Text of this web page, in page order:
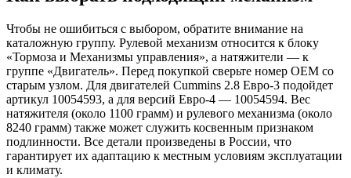
Чтобы не ошибиться с выбором, обратите внимание на
каталожную группу. Рулевой механизм относится к блоку
«Тормоза и Механизмы управления», а натяжители — к
группе «Двигатель». Перед покупкой сверьте номер OEM со
старым узлом. Для двигателей Cummins 2.8 Евро-3 подойдет
артикул 10054593, а для версий Евро-4 — 10054594. Вес
натяжителя (около 1100 грамм) и рулевого механизма (около
8240 грамм) также может служить косвенным признаком
подлинности. Все детали произведены в России, что
гарантирует их адаптацию к местным условиям эксплуатации
и климату.